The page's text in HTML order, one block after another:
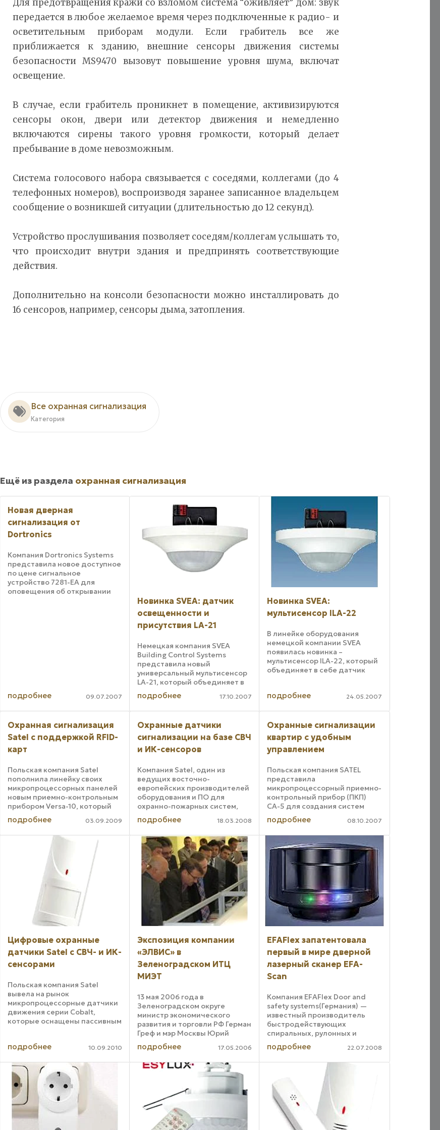
Для предотвращения кражи со взломом система “оживляет” дом: звук
передается в любое желаемое время через подключенные к радио- и
осветительным приборам модули. Если грабитель все же
приближается к зданию, внешние сенсоры движения системы
безопасности MS9470 вызовут повышение уровня шума, включат
освещение.
В случае, если грабитель проникнет в помещение, активизируются
сенсоры окон, двери или детектор движения и немедленно
включаются сирены такого уровня громкости, который делает
пребывание в доме невозможным.
Система голосового набора связывается с соседями, коллегами (до 4
телефонных номеров), воспроизводя заранее записанное владельцем
сообщение о возникшей ситуации (длительностью до 12 секунд).
Устройство прослушивания позволяет соседям/коллегам услышать то,
что происходит внутри здания и предпринять соответствующие
действия.
Дополнительно на консоли безопасности можно инсталлировать до
16 сенсоров, например, сенсоры дыма, затопления.
Все охранная сигнализация
Категория
Ещё из раздела охранная сигнализация
Новая дверная
сигнализация от
Dortronics
Компания Dortronics Systems
представила новое доступное
по цене сигнальное
устройство 7281-ЕА для
оповещения об открывании
подробнее 09.07.2007
Новинка SVEA: датчик
освещенности и
присутствия LA-21
Немецкая компания SVEA
Building Control Systems
представила новый
универсальный мультисенсор
LA-21, который объединяет в
себе датчик освещенности и
датчик движения и
использует для обмена
осуществляет контроль ...
подробнее 17.10.2007
Новинка SVEA:
мультисенсор ILA-22
В линейке оборудования
немецкой компании SVEA
появилась новинка –
мультисенсор ILA-22, который
объединяет в себе датчик
инфракрасный 10-канальный
сети освещением ...
подробнее 24.05.2007
Охранная сигнализация
Satel с поддержкой RFID-
карт
Польская компания Satel
пополнила линейку своих
микропроцессорных панелей
новым приемно-контрольным
прибором Versa-10, который
может использоваться для
создания систем охранно-
пожарной сигнализации
небольших объектов, таких
как коттеджи, магазины, ...
подробнее 03.09.2009
Охранные датчики
сигнализации на базе СВЧ
и ИК-сенсоров
Компания Satel, один из
ведущих восточно-
европейских производителей
оборудования и ПО для
охранно-пожарных систем,
выпустила новые
комбинированные датчики
сигнализации серии Silver.
Новинка реагирует на
движение, используя
одновременно два типа ...
подробнее 18.03.2008
Охранные сигнализации
квартир с удобным
управлением
Польская компания SATEL
представила
микропроцессорный приемно-
контрольный прибор (ПКП)
СА-5 для создания систем
охранно-пожарной
сигнализации квартир,
коттеджей, небольших
магазинов и др. Для передачи
тревожных сообщений СА-5
использует обычную ...
подробнее 08.10.2007
Цифровые охранные
датчики Satel с СВЧ- и ИК-
сенсорами
Польская компания Satel
вывела на рынок
микропроцессорные датчики
движения серии Cobalt,
которые оснащены пассивным
(СВЧ). В состав новой серии
Cobalt Plus и Cobalt Pro. ...
подробнее 10.09.2010
Экспозиция компании
«ЭЛВИС» в
Зеленоградском ИТЦ
МИЭТ
13 мая 2006 года в
Зеленоградском округе
министр экономического
развития и торговли РФ Герман
Греф и мэр Москвы Юрий
Лужков провели совещание по
развитию особой
экономической зоны (ОЭЗ)
технико-внедренческого типа
«Зеленоград». Совещание
проходило ...
подробнее 17.05.2006
EFAFlex запатентовала
первый в мире дверной
лазерный сканер EFA-
Scan
Компания EFAFlex Door and
safety systems(Германия) —
известный производитель
быстродействующих
спиральных, рулонных и
складывающихся дверей и
ворот, которые используются
как в интерьерах, так и для
перекрывания входных
проемов производственных, ...
подробнее 22.07.2008